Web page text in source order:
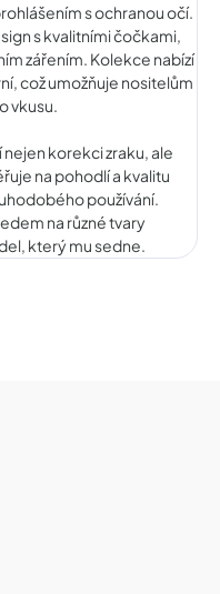
s ochranou očí.
s kvalitními čočkami,
zářením. Kolekce nabízí
což umožňuje nositelům
vkusu.
nejen korekci zraku, ale
na pohodlí a kvalitu
používání.
na různé tvary
který mu sedne.